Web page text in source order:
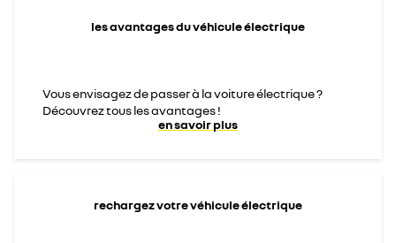
les avantages du véhicule électrique
Vous envisagez de passer à la voiture électrique ?
Découvrez tous les avantages !
en savoir plus
rechargez votre véhicule électrique